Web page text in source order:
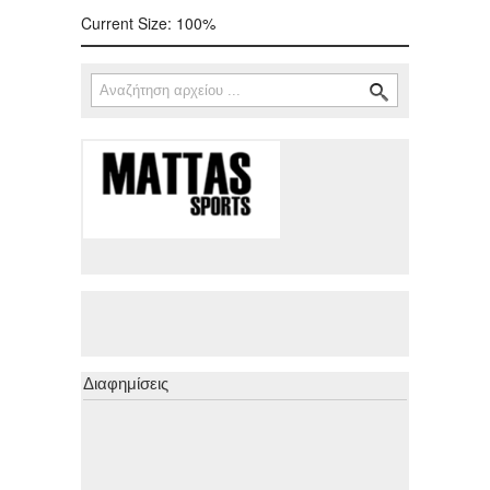
Current Size: 100%
Φόρμα αναζήτησης
Αναζήτηση
Διαφημίσεις